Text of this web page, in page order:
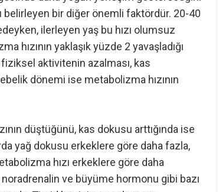
belirleyen bir diğer önemli faktördür. 20-40
ilerleyen yaş bu hızı olumsuz
hızının yaklaşık yüzde 2 yavaşladığı
aktivitenin azalması, kas
dönemi ise metabolizma hızının
düştüğünü, kas dokusu arttığında ise
yağ dokusu erkeklere göre daha fazla,
hızı erkeklere göre daha
ve büyüme hormonu gibi bazı